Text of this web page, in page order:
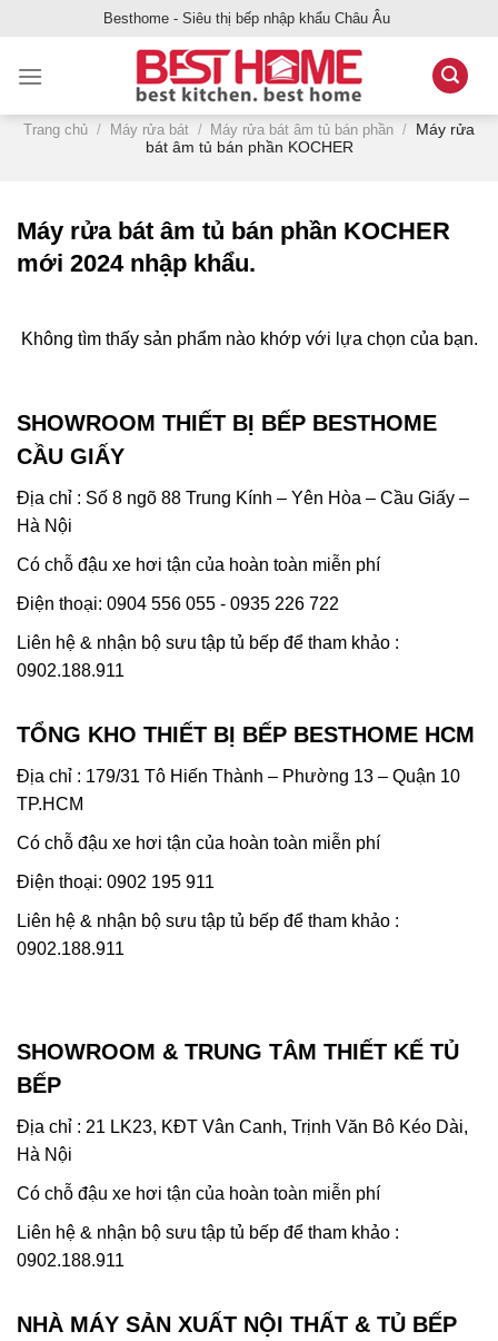
nội
Besthome - Siêu thị bếp nhập khẩu Châu Âu
Trang chủ / Máy rửa bát / Máy rửa bát âm tủ bán phần / Máy rửa
bát âm tủ bán phần KOCHER
Máy rửa bát âm tủ bán phần KOCHER
mới 2024 nhập khẩu.
Không tìm thấy sản phẩm nào khớp với lựa chọn của bạn.
SHOWROOM THIẾT BỊ BẾP BESTHOME
CẦU GIẤY
Địa chỉ : Số 8 ngõ 88 Trung Kính – Yên Hòa – Cầu Giấy –
Hà Nội
Có chỗ đậu xe hơi tận của hoàn toàn miễn phí
Điện thoại: 0904 556 055 - 0935 226 722
Liên hệ & nhận bộ sưu tập tủ bếp để tham khảo :
0902.188.911
TỔNG KHO THIẾT BỊ BẾP BESTHOME HCM
Địa chỉ : 179/31 Tô Hiến Thành – Phường 13 – Quận 10
TP.HCM
Có chỗ đậu xe hơi tận của hoàn toàn miễn phí
Điện thoại: 0902 195 911
Liên hệ & nhận bộ sưu tập tủ bếp để tham khảo :
0902.188.911
SHOWROOM & TRUNG TÂM THIẾT KẾ TỦ
BẾP
Địa chỉ : 21 LK23, KĐT Vân Canh, Trịnh Văn Bô Kéo Dài,
Hà Nội
Có chỗ đậu xe hơi tận của hoàn toàn miễn phí
Liên hệ & nhận bộ sưu tập tủ bếp để tham khảo :
0902.188.911
NHÀ MÁY SẢN XUẤT NỘI THẤT & TỦ BẾP